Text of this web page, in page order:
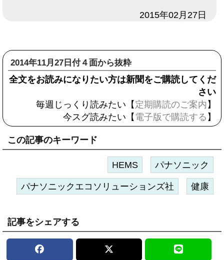
2015年02月27日
2014年11月27日付４面から抜粋
全文をお読みになりたい方は新聞をご購読してくだ
さい
毎週じっくり読みたい【 定期購読のご案内 】
今スグ読みたい【 電子版で購読する 】
この記事のキーワード
HEMS パナソニック
パナソニックエコソリューションズ社 健康
記事をシェアする